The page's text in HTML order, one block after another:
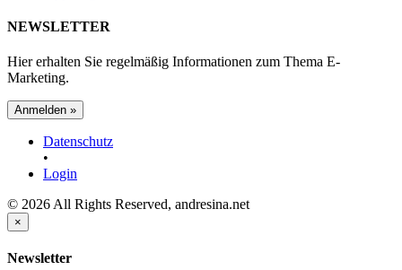
NEWSLETTER
Hier erhalten Sie regelmäßig Informationen zum Thema E-
Marketing.
Anmelden »
Datenschutz
•
Login
© 2026 All Rights Reserved, andresina.net
×
Newsletter